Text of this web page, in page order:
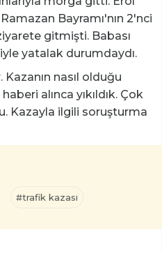
Bayramı'nın 2'nci
gitmişti. Babası
yatalak durumdaydı.
nasıl olduğu
alınca yıkıldık. Çok
Kazayla ilgili soruşturma
#trafik kazası